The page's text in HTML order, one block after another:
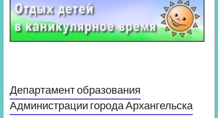
Департамент образования
Администрации города Архангельска